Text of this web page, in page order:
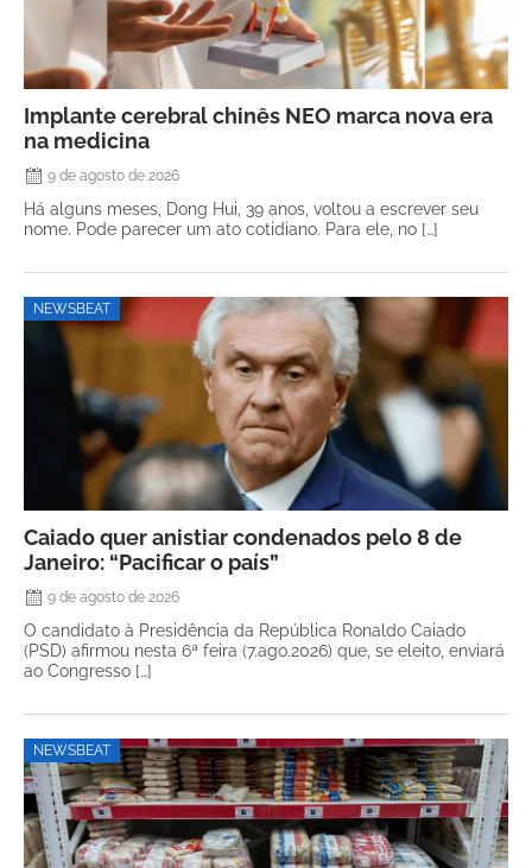
Implante cerebral chinês NEO marca nova era
na medicina
9 de agosto de 2026
Há alguns meses, Dong Hui, 39 anos, voltou a escrever seu
nome. Pode parecer um ato cotidiano. Para ele, no […]
NEWSBEAT
Caiado quer anistiar condenados pelo 8 de
Janeiro: “Pacificar o país”
9 de agosto de 2026
O candidato à Presidência da República Ronaldo Caiado
(PSD) afirmou nesta 6ª feira (7.ago.2026) que, se eleito, enviará
ao Congresso […]
NEWSBEAT